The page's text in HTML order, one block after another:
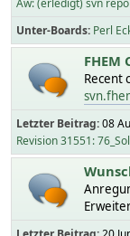
Aw: (erledigt) svn
Unter-Boards Perl
FHEM
Recent
Letzter Beitrag:08
Revision 31551: